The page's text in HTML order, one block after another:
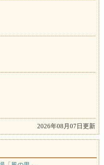
2026年08月07日更新